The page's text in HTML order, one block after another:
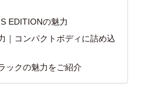
EDITIONの魅力
｜コンパクトボディに詰め込
ックの魅力をご紹介